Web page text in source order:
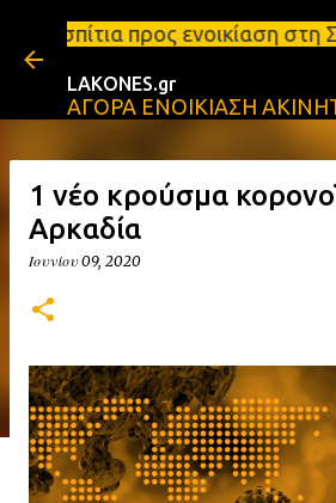
Μετάβαση στο κύριο
ενοικίαση στη Σπάρτη
LAKONES.gr
ΑΓΟΡΑ ΕΝΟΙΚΙΑΣΗ
1 νέο κρούσμα
Αρκαδία
Ιουνίου 09, 2020